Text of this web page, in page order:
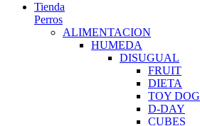
Tienda
Perros
ALIMENTACION
HUMEDA
DISUGUAL
FRUIT
DIETA
TOY DOG
D-DAY
CUBES